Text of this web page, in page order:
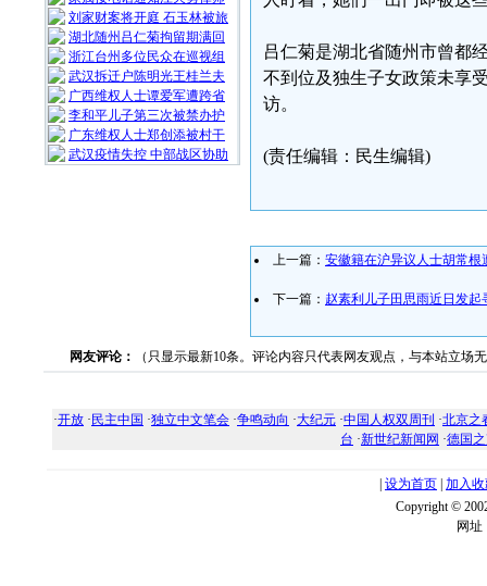
刘家财案将开庭 石玉林被旅
湖北随州吕仁菊拘留期满回
浙江台州多位民众在巡视组
武汉拆迁户陈明光王桂兰夫
广西维权人士谭爱军遭跨省
李和平儿子第三次被禁办护
广东维权人士郑创添被村干
武汉疫情失控 中部战区协助
吕仁菊是湖北省随州市曾都
不到位及独生子女政策未享
访。
(责任编辑：民生编辑)
上一篇： 安徽籍在沪异议人士胡常根
下一篇： 赵素利儿子田思雨近日发起
网友评论： （只显示最新10条。评论内容只代表网友观点，与本站立场
·开放 · 民主中国 ·独立中文笔会 ·争鸣动向 ·大纪元 ·中国人权双周刊 ·北京之
台 ·新世纪新闻网 ·德国
设为首页 加入
Copyright ©
网址